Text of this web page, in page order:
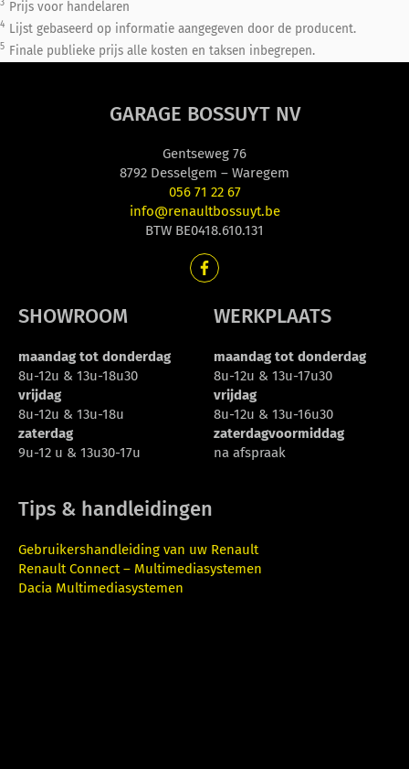
3 Prijs voor handelaren
4 Lijst gebaseerd op informatie aangegeven door de producent.
5 Finale publieke prijs alle kosten en taksen inbegrepen.
GARAGE BOSSUYT NV
Gentseweg 76
8792 Desselgem – Waregem
056 71 22 67
info@renaultbossuyt.be
BTW BE0418.610.131
SHOWROOM
maandag tot donderdag
8u-12u & 13u-18u30
vrijdag
8u-12u & 13u-18u
zaterdag
9u-12 u & 13u30-17u
WERKPLAATS
maandag tot donderdag
8u-12u & 13u-17u30
vrijdag
8u-12u & 13u-16u30
zaterdagvoormiddag
na afspraak
Tips & handleidingen
Gebruikershandleiding van uw Renault
Renault Connect – Multimediasystemen
Dacia Multimediasystemen